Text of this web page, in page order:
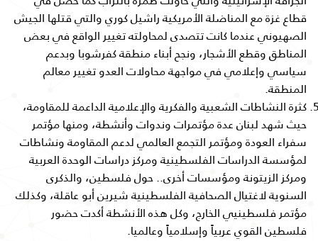
قطاع غزة مع المناضلة الأمريكية راشيل كوري والتي قتلها الجيش
الصهيوني عندما كانت تتصدى لمحاولته تغيير الواقع في بعض
المناطق وقطع الأشجار، ونجح أبناء منطقة كفرشوبا وبدعم
سياسي وإعلامي في مواجهة محاولات العدو تغيير معالم
المنطقة.
كثرة النشاطات الشعبية والفكرية والإعلامية الداعمة للمقاومة،
حيث شهد لبنان عدة مؤتمرات وندوات وأنشطة، ومنها مؤتمر
سفراء العودة ومؤتمر التجمع العالمي لدعم المقاومة ونشاطات
لمؤسسة الدراسات الفلسطينية ومركز دراسات الوحدة العربية
ومركز الزيتونة ومؤسسات أخرى.. حول فلسطين، والذكرى
السنوية لاغتيال الصحافية الفلسطينية شيرين أبو عاقلة، وكذلك
مؤتمر فلسطينيي الخارج، وكل هذه الأنشطة أكدت حضور
فلسطين القوي عربياً وإسلامياً وعالميا.